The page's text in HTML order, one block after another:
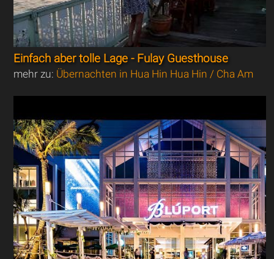
Einfach aber tolle Lage - Fulay Guesthouse
mehr zu: Übernachten in Hua Hin Hua Hin / Cha Am